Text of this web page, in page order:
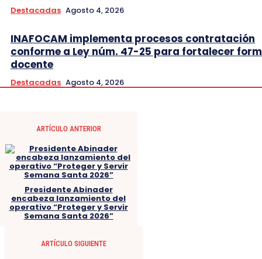
Destacadas Agosto 4, 2026
INAFOCAM implementa procesos contratación
conforme a Ley núm. 47-25 para fortalecer
docente
Destacadas Agosto 4, 2026
ARTÍCULO ANTERIOR
Presidente Abinader
encabeza lanzamiento del
operativo “Proteger y Servir
Semana Santa 2026”
ARTÍCULO SIGUIENTE